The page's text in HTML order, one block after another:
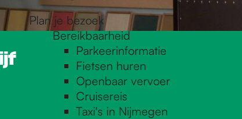
Plan je bezoek
Bereikbaarheid
Parkeerinformatie
Fietsen huren
Openbaar vervoer
Cruisereis
Taxi's in Nijmegen